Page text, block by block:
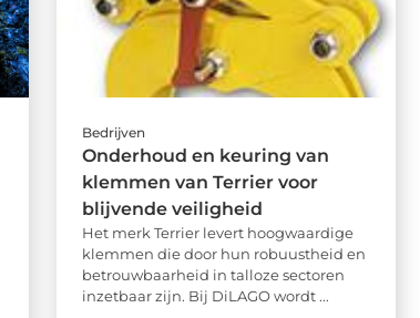
Bedrijven
Onderhoud en keuring van
klemmen van Terrier voor
blijvende veiligheid
Het merk Terrier levert hoogwaardige
klemmen die door hun robuustheid en
betrouwbaarheid in talloze sectoren
inzetbaar zijn. Bij DiLAGO wordt ...